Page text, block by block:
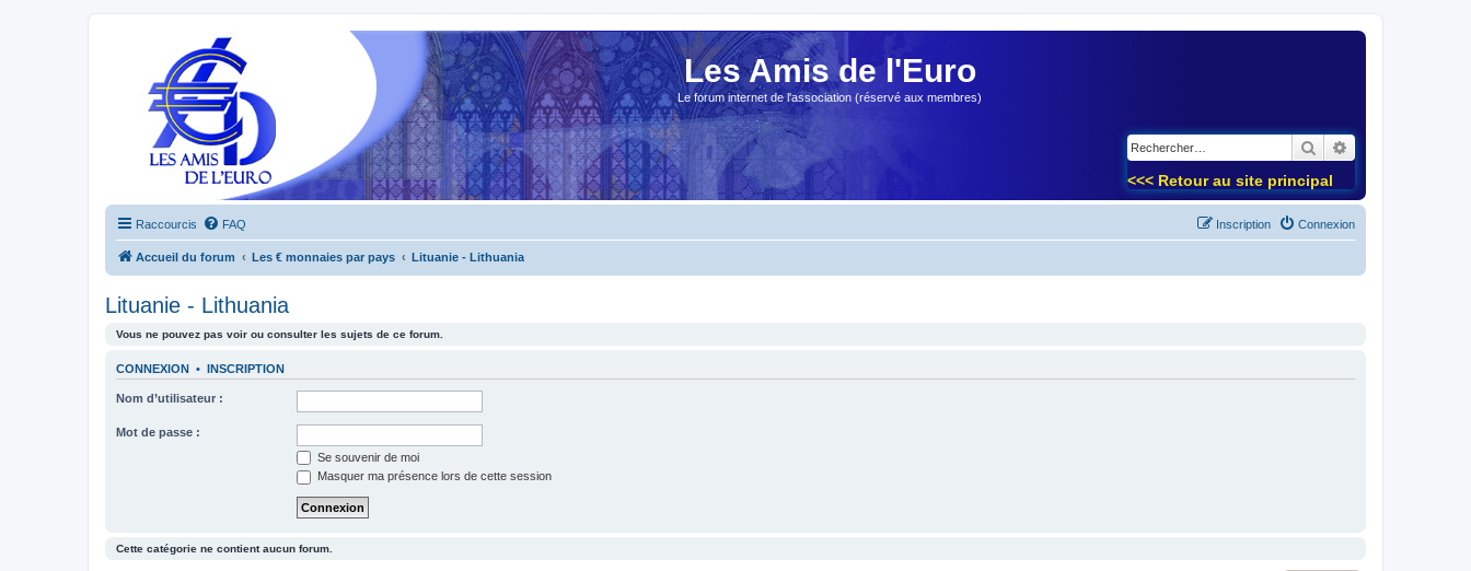
Les Amis de l'Euro
Le forum internet de l'association (réservé aux membres)
Rechercher
<<< Retour au site principal
Raccourcis FAQ Connexion
Inscription
Accueil du forum Les € monnaies par pays Lituanie - Lithuania
Lituanie - Lithuania
Vous ne pouvez pas voir ou consulter les sujets de ce forum.
CONNEXION • INSCRIPTION
Nom d’utilisateur :
Mot de passe :
Se souvenir de moi
Masquer ma présence lors de cette session
Cette catégorie ne contient aucun forum.